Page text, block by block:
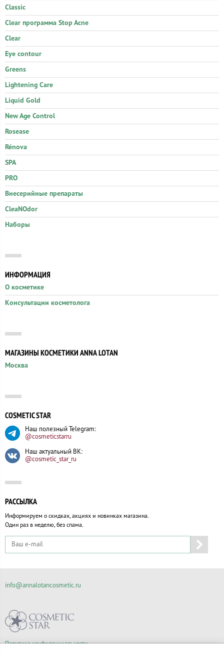
Classic
Clear программа Stop Acne
Clear
Eye contour
Greens
Lightening Care
Liquid Gold
New Age Control
Rosease
Rénova
SPA
PRO
Внесерийные препараты
CleaNOdor
Наборы
ИНФОРМАЦИЯ
О косметике
Консультации косметолога
МАГАЗИНЫ КОСМЕТИКИ ANNA LOTAN
Москва
COSMETIC STAR
Наш полезный Telegram:
@cosmeticstarru
Наш актуальный ВК:
@cosmetic_star_ru
РАССЫЛКА
Информируем о скидках, акциях и новинках магазина.
Один раз в неделю, без спама.
Политика конфиденциальности
info@annalotancosmetic.ru